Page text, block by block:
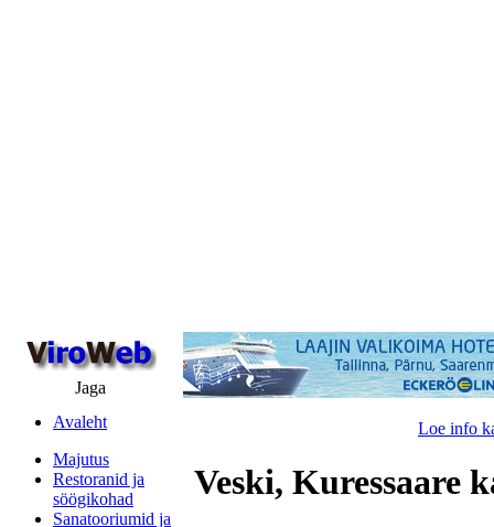
Jaga
Avaleht
Majutus
Restoranid ja
söögikohad
Sanatooriumid ja
Loe info
Veski, Kuressaare